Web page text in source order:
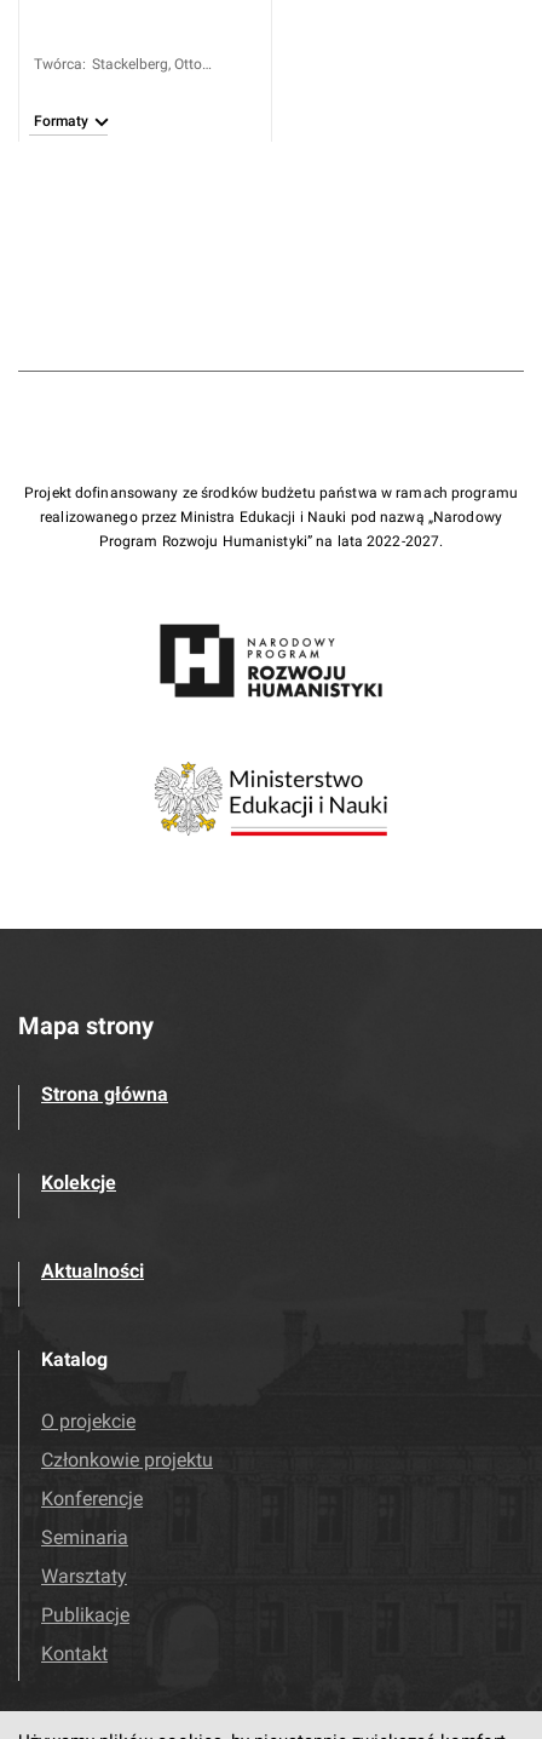
Twórca: Stackelberg, Otto
Formaty
Projekt dofinansowany ze środków budżetu państwa w ramach programu
realizowanego przez Ministra Edukacji i Nauki pod nazwą „Narodowy
Program Rozwoju Humanistyki” na lata 2022-2027.
Mapa strony
Strona główna
Kolekcje
Aktualności
Katalog
O projekcie
Członkowie projektu
Konferencje
Seminaria
Warsztaty
Publikacje
Kontakt